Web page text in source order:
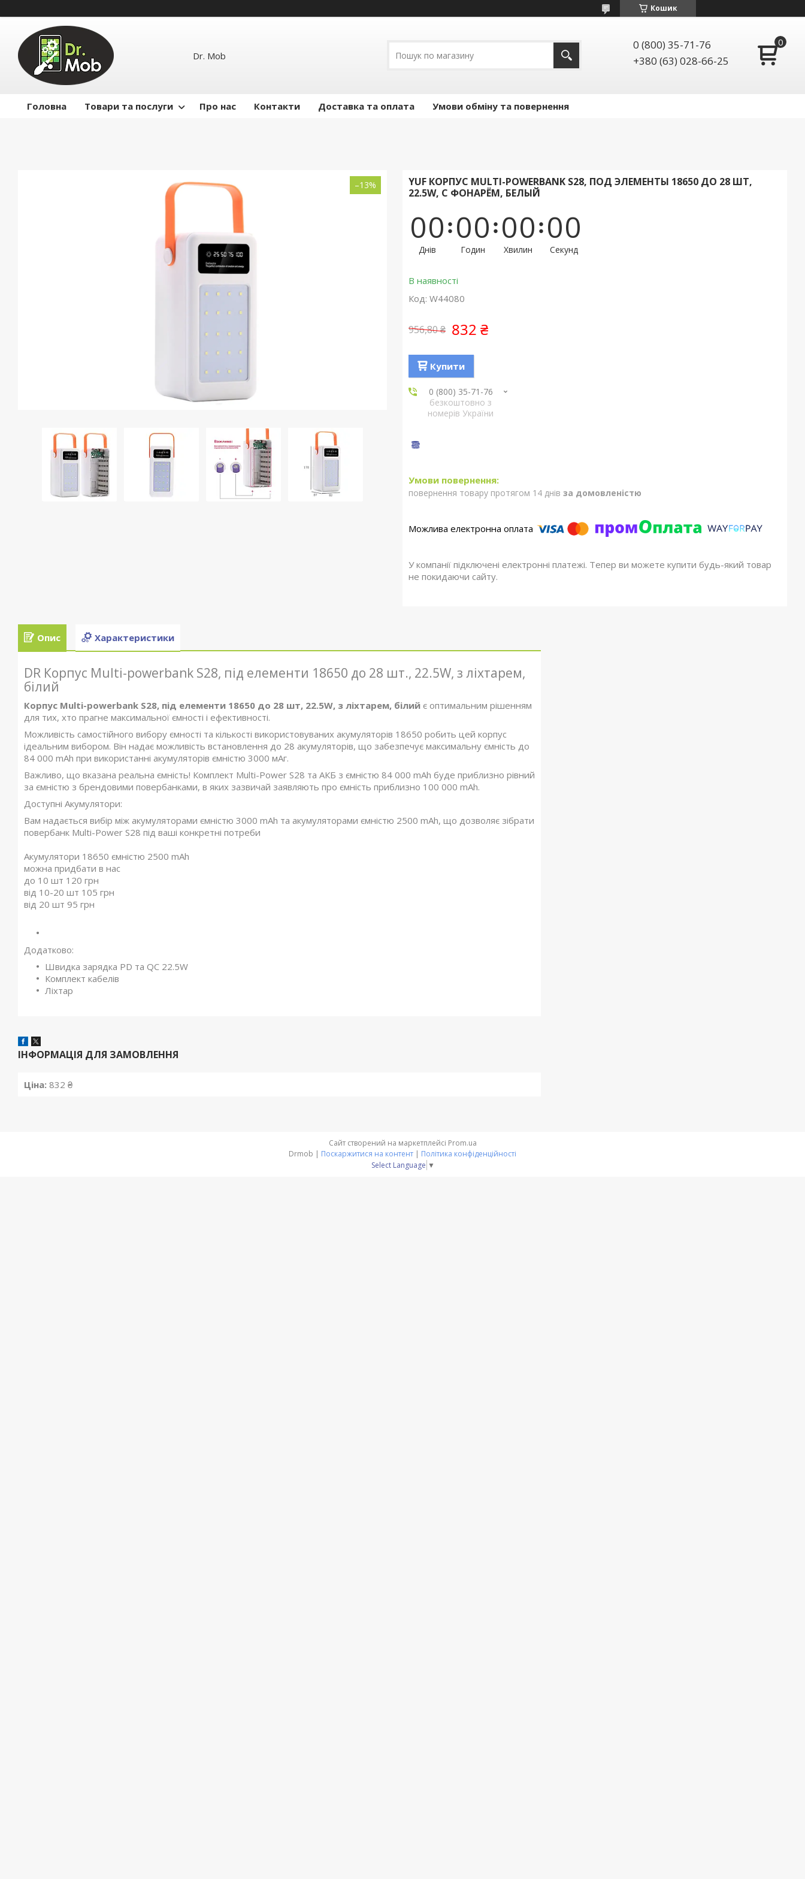
Кошик
Dr. Mob
0 (800) 35-71-76
+380 (63) 028-66-25
Головна Товари та послуги Про нас Контакти Доставка та оплата Умови обміну та повернення
–13%
YUF КОРПУС MULTI-POWERBANK S28, ПОД ЭЛЕМЕНТЫ 18650 ДО 28 ШТ,
22.5W, С ФОНАРЁМ, БЕЛЫЙ
00
Днів
00
Годин
00
Хвилин
00
Секунд
В наявності
Код: W44080
956,80 ₴ 832 ₴
Купити
0 (800) 35-71-76
безкоштовно з
номерів України
повернення товару протягом 14 днів за домовленістю
У компанії підключені електронні платежі. Тепер ви можете купити будь-який товар
не покидаючи сайту.
Опис Характеристики
DR Корпус Multi-powerbank S28, під елементи 18650 до 28 шт., 22.5W, з ліхтарем,
білий
Корпус Multi-powerbank S28, під елементи 18650 до 28 шт, 22.5W, з ліхтарем, білий є оптимальним рішенням
для тих, хто прагне максимальної ємності і ефективності.
Можливість самостійного вибору ємності та кількості використовуваних акумуляторів 18650 робить цей корпус
ідеальним вибором. Він надає можливість встановлення до 28 акумуляторів, що забезпечує максимальну ємність до
84 000 mAh при використанні акумуляторів ємністю 3000 мАг.
Важливо, що вказана реальна ємність! Комплект Multi-Power S28 та АКБ з ємністю 84 000 mAh буде приблизно рівний
за ємністю з брендовими повербанками, в яких зазвичай заявляють про ємність приблизно 100 000 mAh.
Доступні Акумулятори:
Вам надається вибір між акумуляторами ємністю 3000 mAh та акумуляторами ємністю 2500 mAh, що дозволяє зібрати
повербанк Multi-Power S28 під ваші конкретні потреби
Акумулятори 18650 ємністю 2500 mAh
можна придбати в нас
до 10 шт 120 грн
від 10-20 шт 105 грн
від 20 шт 95 грн
Додатково:
Швидка зарядка PD та QC 22.5W
Комплект кабелів
Ліхтар
ІНФОРМАЦІЯ ДЛЯ ЗАМОВЛЕННЯ
Ціна: 832 ₴
Сайт створений на маркетплейсі Prom.ua
Поскаржитися на контент
Політика конфіденційності
Select Language ▼